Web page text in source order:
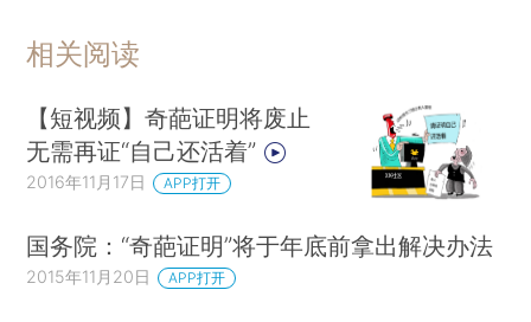
相关阅读
【短视频】奇葩证明将废止
无需再证“自己还活着”
2016年11月17日 APP打开
国务院：“奇葩证明”将于年底前拿出解决办法
2015年11月20日 APP打开